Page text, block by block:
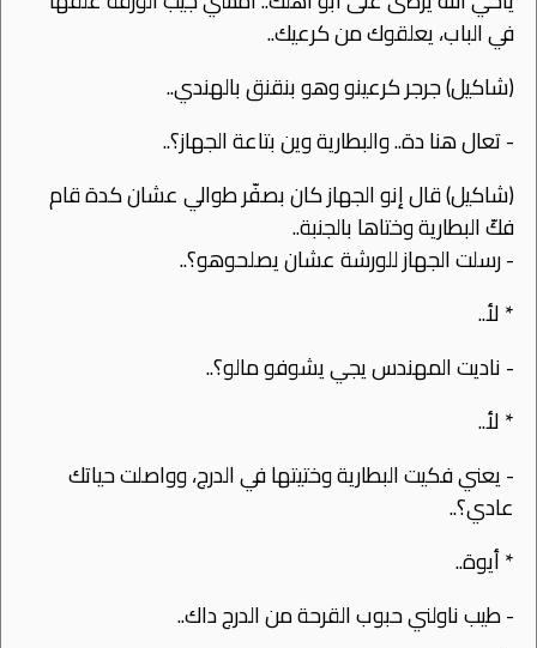
في الباب، يعلقوك من كرعيك..
(شاكيل) جرجر كرعينو وهو بنقنق بالهندي..
- تعال هنا دة.. والبطارية وين بتاعة الجهاز؟..
(شاكيل) قال إنو الجهاز كان بصفّر طوالي عشان كدة قام
فكّ البطارية وختاها بالجنبة..
- رسلت الجهاز للورشة عشان يصلحوهو؟..
* ﻷ..
- ناديت المهندس يجي يشوفو مالو؟..
* ﻷ..
- يعني فكيت البطارية وختيتها في الدرج، وواصلت حياتك
عادي؟..
* أيوة..
- طيب ناولني حبوب القرحة من الدرج داك..